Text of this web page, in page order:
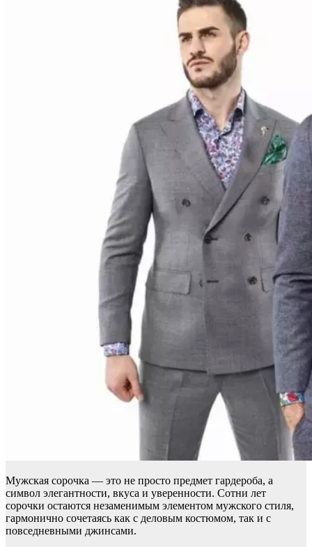
Мужская сорочка — это не просто предмет гардероба, а
символ элегантности, вкуса и уверенности. Сотни лет
сорочки остаются незаменимым элементом мужского стиля,
гармонично сочетаясь как с деловым костюмом, так и с
повседневными джинсами.